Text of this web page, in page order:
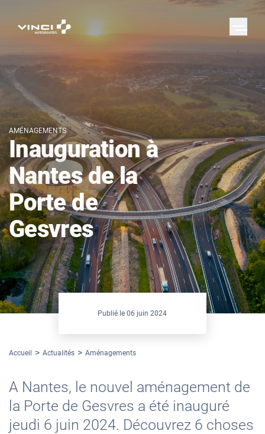
AMÉNAGEMENTS
Inauguration à
Nantes de la
Porte de
Gesvres
Publié le06 juin 2024
Accueil Actualités Aménagements
A Nantes, le nouvel aménagement de
la Porte de Gesvres a été inauguré
jeudi 6 juin 2024. Découvrez 6 choses